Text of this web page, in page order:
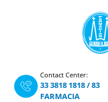
Contact Center:
33 3818 1818/83
FARMACIA